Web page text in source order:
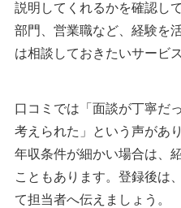
説明してくれるかを確認し
部門、営業職など、経験を
は相談しておきたいサービス
口コミでは「面談が丁寧だ
考えられた」という声があ
年収条件が細かい場合は、
こともあります。登録後は
て担当者へ伝えましょう。